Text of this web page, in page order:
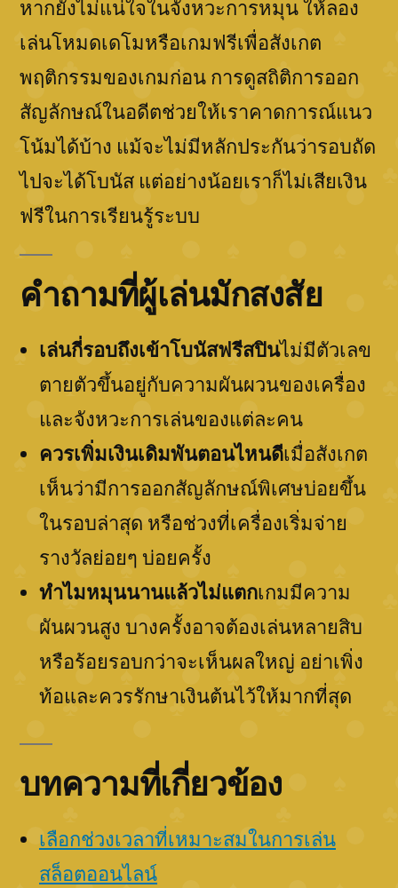
หากยังไม่แน่ใจในจังหวะการหมุน ให้ลอง
เล่นโหมดเดโมหรือเกมฟรีเพื่อสังเกต
พฤติกรรมของเกมก่อน การดูสถิติการออก
สัญลักษณ์ในอดีตช่วยให้เราคาดการณ์แนว
โน้มได้บ้าง แม้จะไม่มีหลักประกันว่ารอบถัด
ไปจะได้โบนัส แต่อย่างน้อยเราก็ไม่เสียเงิน
ฟรีในการเรียนรู้ระบบ
คำถามที่ผู้เล่นมักสงสัย
เล่นกี่รอบถึงเข้าโบนัสฟรีสปินไม่มีตัวเลข
ตายตัวขึ้นอยู่กับความผันผวนของเครื่อง
และจังหวะการเล่นของแต่ละคน
ควรเพิ่มเงินเดิมพันตอนไหนดีเมื่อสังเกต
เห็นว่ามีการออกสัญลักษณ์พิเศษบ่อยขึ้น
ในรอบล่าสุด หรือช่วงที่เครื่องเริ่มจ่าย
รางวัลย่อยๆ บ่อยครั้ง
ทำไมหมุนนานแล้วไม่แตกเกมมีความ
ผันผวนสูง บางครั้งอาจต้องเล่นหลายสิบ
หรือร้อยรอบกว่าจะเห็นผลใหญ่ อย่าเพิ่ง
ท้อและควรรักษาเงินต้นไว้ให้มากที่สุด
บทความที่เกี่ยวข้อง
เลือกช่วงเวลาที่เหมาะสมในการเล่น
สล็อตออนไลน์